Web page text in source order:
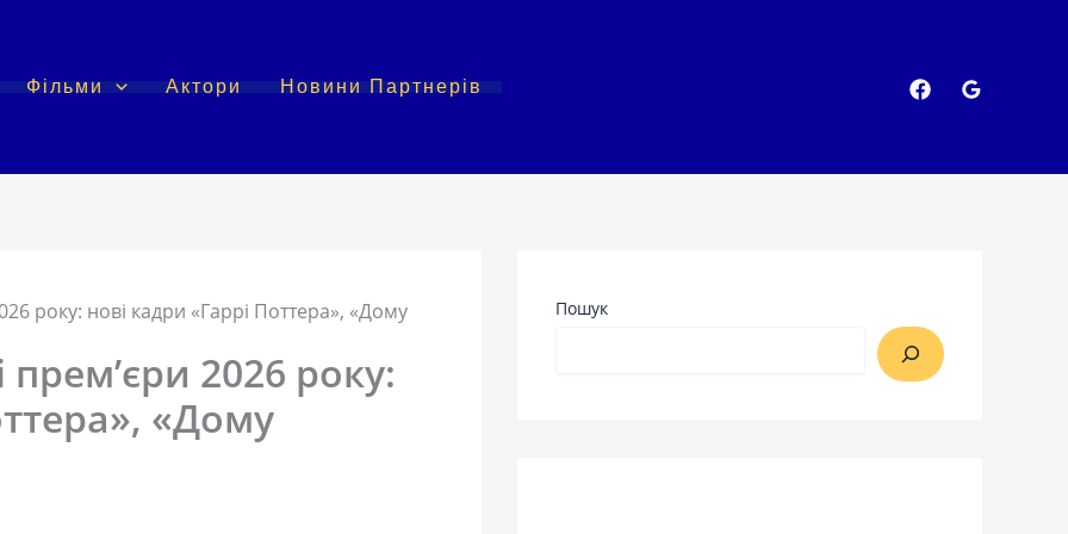
Фільми Актори Новини Партнерів
року: нові кадри «Гаррі Поттера», «Дому
прем’єри 2026 року:
«Дому
Пошук